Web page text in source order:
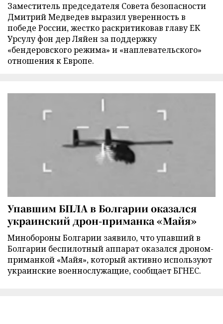
Заместитель председателя Совета безопасности
Дмитрий Медведев выразил уверенность в
победе России, жестко раскритиковав главу ЕК
Урсулу фон дер Ляйен за поддержку
«бендеровского режима» и «наплевательского»
отношения к Европе.
Упавшим БПЛА в Болгарии оказался
украинский дрон-приманка «Майя»
Минобороны Болгарии заявило, что упавший в
Болгарии беспилотный аппарат оказался дроном-
приманкой «Майя», который активно используют
украинские военнослужащие, сообщает БГНЕС.